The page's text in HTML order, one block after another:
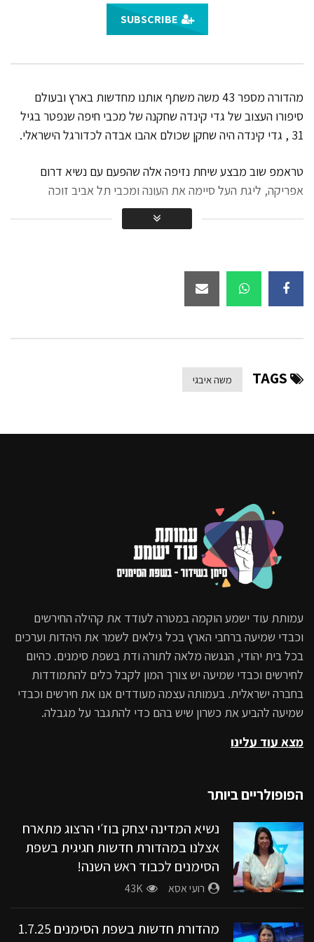
מהדורה מס’ 5
14.5K
סוף שבוע טוב | עם משה איבגי –
11K
סוף שבוע טוב | עם משה איבגי –
13.1K
סוף שבוע טוב | עם משה איבגי –
מהדורה מס’ 8
סוף שבוע טוב | עם משה איבגי –
מהדורה מס’ 9
מהדורה מס’ 10
8.2K
מהדורה מס’ 11
מהדורה מס’ 12
15.4K
סוף שבוע טוב | עם משה איבגי –
מהדורה מס’ 13
סוף שבוע טוב | עם משה איבגי –
מהדורה מס’ 14
סוף שבוע טוב | עם משה איבגי –
מהדורה מס’ 15
סוף שבוע טוב | עם משה איבגי –
מהדורה מס’ 17
סוף שבוע טוב | עם משה איבגי –
מהדורה מס’ 18
SUBSCRIBE
מהדורה מספר 43 משה משתף אותנו מחדשות בארץ ובעולם
סיפורו העצוב של גדי קינדה שחקנה של מכבי חיפה שנפטר בגיל
31 , גדי קינדה היה שחקן שכולם אהבו אבדה לכדורגל הישראלי.
טראמפ שוב מבצע שיחת נזיפה אלה שהפעם עם נשיא דרום
אפריקה, ליגת העל סיימה את העונה ומכבי תל אביב זוכה
באליפות מה יהיה סופו של ערן זהבי האם ימשיך או לא ימשיך
השבועית
TAGS משה איבגי
עמותת עוד ישמע הוקמה במטרה לעודד את קהילה החירשים
וכבדי שמיעה ברחבי הארץ בכל גילאים לשמר את היהדות וערכים
בכל בית יהודי, הנגשה מלאה לתורה ודת בשפת סימנים. כהיום
לחירשים וכבדי שמיעה יש צורך המון לקבל כלים להתמודדות
בחברה ישראלית. בעמותה עצמה מעודדים אנו את חירשים וכבדי
שמיעה להביע את כשרון שיש בהם כדי להתגבר על מגבלה.
מצא עוד עלינו
הפופולריים ביותר
נשיא המדינה יצחק בוז׳י הרצוג מתארח
אצלנו במהדורת חדשות חגיגית בשפת
הסימנים לכבוד ראש השנה!
רועי אסא 43K
מהדורת חדשות בשפת הסימנים 1.7.25